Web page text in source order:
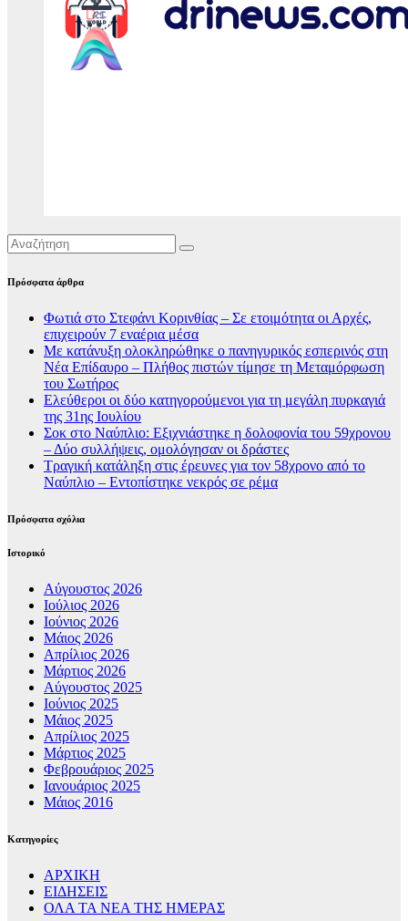
Πρόσφατα άρθρα
Φωτιά στο Στεφάνι Κορινθίας – Σε ετοιμότητα οι Αρχές,
επιχειρούν 7 εναέρια μέσα
Με κατάνυξη ολοκληρώθηκε ο πανηγυρικός εσπερινός στη
Νέα Επίδαυρο – Πλήθος πιστών τίμησε τη Μεταμόρφωση
του Σωτήρος
Ελεύθεροι οι δύο κατηγορούμενοι για τη μεγάλη πυρκαγιά
της 31ης Ιουλίου
Σοκ στο Ναύπλιο: Εξιχνιάστηκε η δολοφονία του 59χρονου
– Δύο συλλήψεις, ομολόγησαν οι δράστες
Τραγική κατάληξη στις έρευνες για τον 58χρονο από το
Ναύπλιο – Εντοπίστηκε νεκρός σε ρέμα
Πρόσφατα σχόλια
Ιστορικό
Αύγουστος 2026
Ιούλιος 2026
Ιούνιος 2026
Μάιος 2026
Απρίλιος 2026
Μάρτιος 2026
Αύγουστος 2025
Ιούνιος 2025
Μάιος 2025
Απρίλιος 2025
Μάρτιος 2025
Φεβρουάριος 2025
Ιανουάριος 2025
Μάιος 2016
Kατηγορίες
ΑΡΧΙΚΗ
ΕΙΔΗΣΕΙΣ
ΟΛΑ ΤΑ ΝΕΑ ΤΗΣ ΗΜΕΡΑΣ